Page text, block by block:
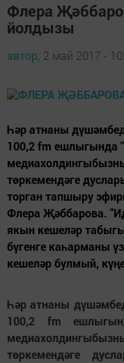
Флера
йолдызы
автор, 2 май 2017 -
Һәр атнаны
100,2 fm ешлыгында
төркемендәге
торган тапшыру
Флера Җәббарова.
якын кешеләр
бүгенге каһарманы
кешеләр булмый,
Һәр атнаны
100,2 fm
төркемендәге